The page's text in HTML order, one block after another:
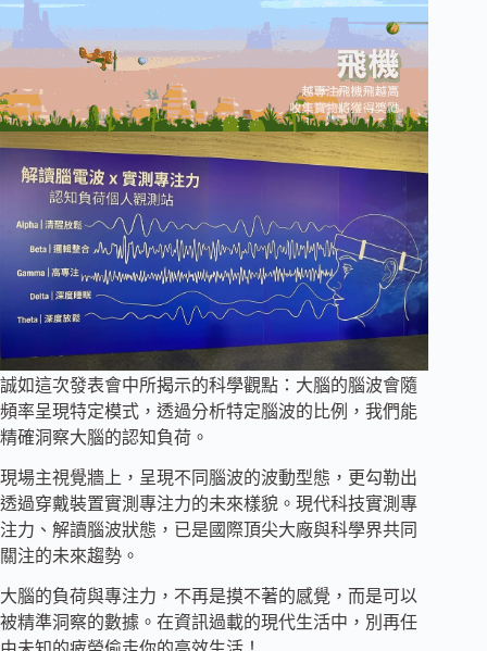
誠如這次發表會中所揭示的科學觀點：大腦的腦波會隨
頻率呈現特定模式，透過分析特定腦波的比例，我們能
精確洞察大腦的認知負荷。
現場主視覺牆上，呈現不同腦波的波動型態，更勾勒出
透過穿戴裝置實測專注力的未來樣貌。現代科技實測專
注力、解讀腦波狀態，已是國際頂尖大廠與科學界共同
關注的未來趨勢。
大腦的負荷與專注力，不再是摸不著的感覺，而是可以
被精準洞察的數據。在資訊過載的現代生活中，別再任